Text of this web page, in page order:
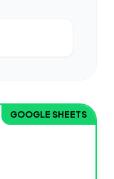
GOOGLE SHEETS